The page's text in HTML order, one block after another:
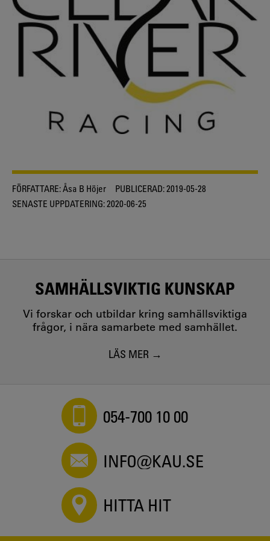
FÖRFATTARE:Åsa B Höjer PUBLICERAD:2019-05-28
SENASTE UPPDATERING:2020-06-25
SAMHÄLLSVIKTIG KUNSKAP
Vi forskar och utbildar kring samhällsviktiga
frågor, i nära samarbete med samhället.
LÄS MER
054-700 10 00
INFO@KAU.SE
HITTA HIT